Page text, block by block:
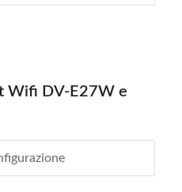
Wifi DV-E27W e